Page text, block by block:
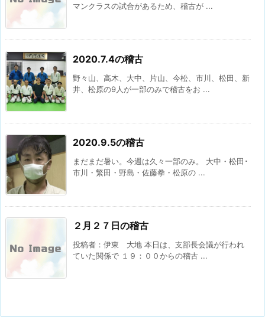
マンクラスの試合があるため、稽古が ...
2020.7.4の稽古
野々山、高木、大中、片山、今松、市川、松田、新
井、松原の9人が一部のみで稽古をお ...
2020.9.5の稽古
まだまだ暑い。今週は久々一部のみ。 大中・松田･
市川・繁田・野島・佐藤拳・松原の ...
２月２７日の稽古
投稿者：伊東 大地 本日は、支部長会議が行われ
ていた関係で １９：００からの稽古 ...